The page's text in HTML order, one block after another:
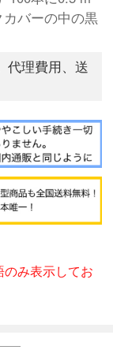
バーの中の黒
代理費用、送
み表示してお